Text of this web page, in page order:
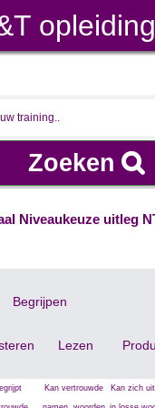
Niveaukeuze uitleg
Begrijpen
Lezen
Kan vertrouwde Kan zich